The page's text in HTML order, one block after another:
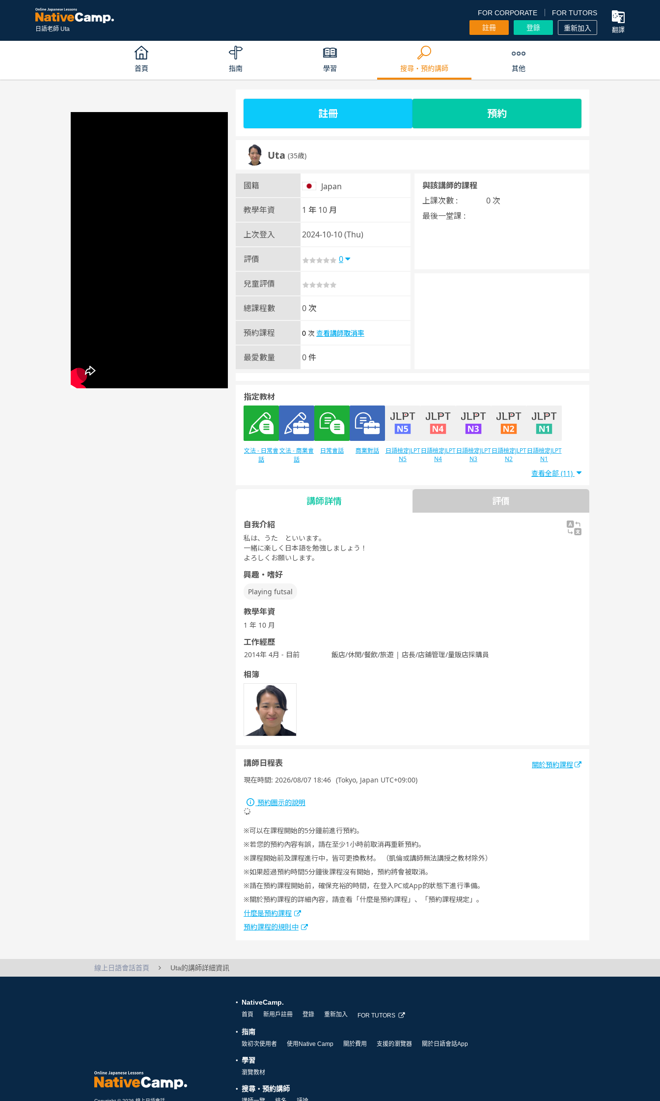
日語老師 Uta
FOR CORPORATE
FOR TUTORS
註冊
登錄 重新加入 翻譯
首頁 指南 學習 搜尋・預約講師 其他
註冊 預約
Uta (35歳)
國籍 Japan
教學年資 1 年 10 月
上次登入 2024-10-10 (Thu)
評價 0
兒童評價
總課程數 0 次
預約課程 0 次 查看講師取消率
最愛數量 0 件
與該講師的課程
上課次數 :
0 次
最後一堂課 :
指定教材
文法 - 日常會
話
文法 - 商業會
話
日常會話 商業對話
日語檢定JLPT
N5
日語檢定JLPT
N4
日語檢定JLPT
N3
日語檢定JLPT
N2
日語檢定JLPT
N1
查看全部 (11)
講師詳情 評價
自我介紹
私は、うた といいます。
一緒に楽しく日本語を勉強しましょう！
よろしくお願いします。
興趣・嗜好
Playing futsal
教學年資
1 年 10 月
工作經歷
2014年 4月 - 目前 飯店/休閒/餐飲/旅遊 | 店長/店鋪管理/量販店採購員
相簿
講師日程表
關於預約課程
現在時間: 2026/08/07 18:46 (Tokyo, Japan UTC+09:00)
預約圖示的說明
可以在課程開始的5分鐘前進行預約。
若您的預約內容有誤，請在至少1小時前取消再重新預約。
課程開始前及課程進行中，皆可更換教材。 （凱倫或講師無法講授之教材除外）
如果超過預約時間5分鐘後課程沒有開始，預約將會被取消。
請在預約課程開始前，確保充裕的時間，在登入PC或App的狀態下進行準備。
關於預約課程的詳細內容，請查看「什麼是預約課程」、「預約課程規定」。
什麼是預約課程
預約課程的規則中
線上日語會話首頁 Uta的講師詳細資訊
NativeCamp.
首頁 新用戶註冊 登錄 重新加入 FOR TUTORS
指南
致初次使用者 使用Native Camp 關於費用 支援的瀏覽器 關於日語會話App
學習
瀏覽教材
搜尋・預約講師